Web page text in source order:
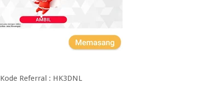
Kode Referral : HK3DNL